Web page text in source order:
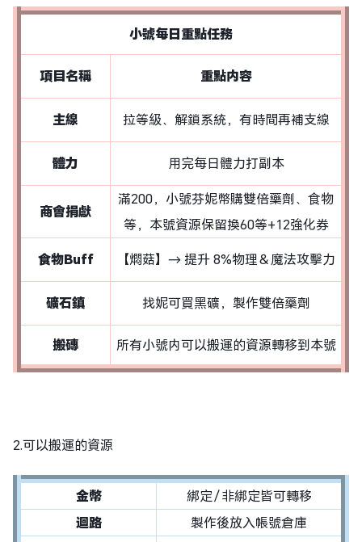
小號每日重點任務
項目名稱 重點内容
主線 拉等級、解鎖系統，有時間再補支線
體力 用完每日體力打副本
商會捐獻
滿200，小號芬妮幣購雙倍藥劑、食物
等，本號資源保留換60等+12強化券
食物Buff 【燜菇】→ 提升 8%物理＆魔法攻擊力
礦石鎮 找妮可買黑礦，製作雙倍藥劑
搬磚 所有小號内可以搬運的資源轉移到本號
2.可以搬運的資源
金幣
綁定／非綁定皆可轉移
迴路
製作後放入帳號倉庫